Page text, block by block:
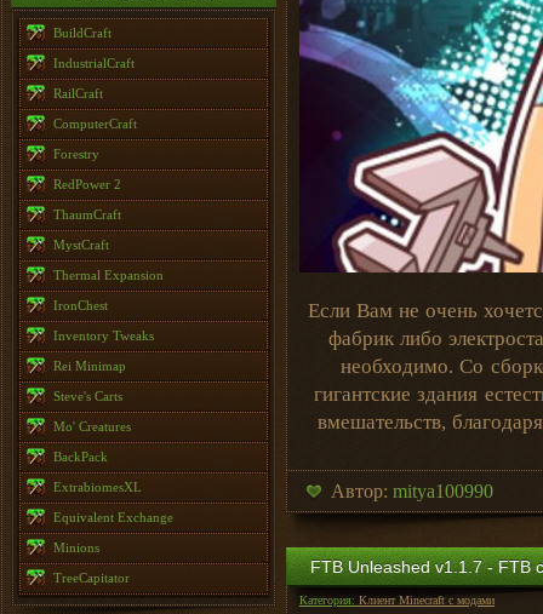
BuildCraft
IndustrialCraft
RailCraft
ComputerCraft
Forestry
RedPower 2
ThaumCraft
MystCraft
Thermal Expansion
IronChest
Inventory Tweaks
Rei Minimap
Steve's Carts
Mo' Creatures
BackPack
ExtrabiomesXL
Equivalent Exchange
Minions
TreeCapitator
Если Вам не очень
фабрик либо
необходимо. Со
гигантские здания
вмешательств,
Автор: mitya100990
FTB Unleashed v1.1.7 - FTB
Категория: Клиент Minecraft с модами